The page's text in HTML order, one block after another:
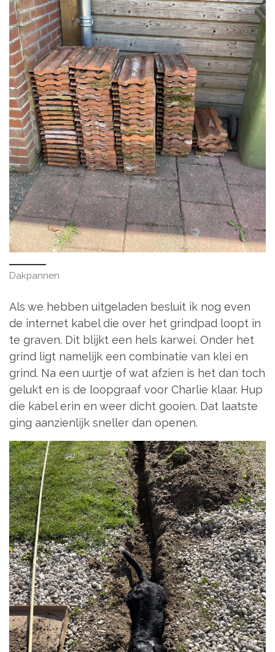
Dakpannen
Als we hebben uitgeladen besluit ik nog even
de internet kabel die over het grindpad loopt in
te graven. Dit blijkt een hels karwei. Onder het
grind ligt namelijk een combinatie van klei en
grind. Na een uurtje of wat afzien is het dan toch
gelukt en is de loopgraaf voor Charlie klaar. Hup
die kabel erin en weer dicht gooien. Dat laatste
ging aanzienlijk sneller dan openen.